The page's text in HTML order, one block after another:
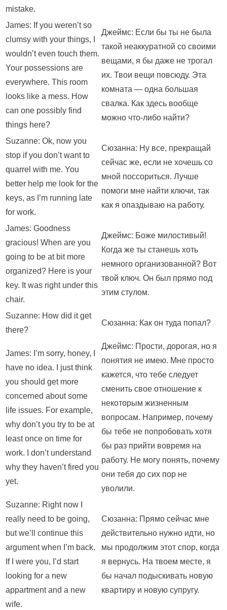
mistake.
James: If you weren’t so
clumsy with your things, I
wouldn’t even touch them.
Your possessions are
everywhere. This room
looks like a mess. How
can one possibly find
things here?
Джеймс: Если бы ты не была
такой неаккуратной со своими
вещами, я бы даже не трогал
их. Твои вещи повсюду. Эта
комната — одна большая
свалка. Как здесь вообще
можно что-либо найти?
Suzanne: Ok, now you
stop if you don’t want to
quarrel with me. You
better help me look for the
keys, as I’m running late
for work.
Сюзанна: Ну все, прекращай
сейчас же, если не хочешь со
мной поссориться. Лучше
помоги мне найти ключи, так
как я опаздываю на работу.
James: Goodness
gracious! When are you
going to be at bit more
organized? Here is your
key. It was right under this
chair.
Джеймс: Боже милостивый!
Когда же ты станешь хоть
немного организованной? Вот
твой ключ. Он был прямо под
этим стулом.
Suzanne: How did it get
there?
Сюзанна: Как он туда попал?
James: I’m sorry, honey, I
have no idea. I just think
you should get more
concerned about some
life issues. For example,
why don’t you try to be at
least once on time for
work. I don’t understand
why they haven’t fired you
yet.
Джеймс: Прости, дорогая, но я
понятия не имею. Мне просто
кажется, что тебе следует
сменить свое отношение к
некоторым жизненным
вопросам. Например, почему
бы тебе не попробовать хотя
бы раз прийти вовремя на
работу. Не могу понять, почему
они тебя до сих пор не
уволили.
Suzanne: Right now I
really need to be going,
but we’ll continue this
argument when I’m back.
If I were you, I’d start
looking for a new
appartment and a new
wife.
Сюзанна: Прямо сейчас мне
действительно нужно идти, но
мы продолжим этот спор, когда
я вернусь. На твоем месте, я
бы начал подыскивать новую
квартиру и новую супругу.